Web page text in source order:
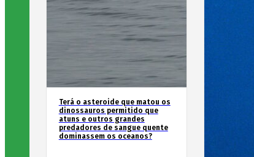
Terá o asteroide que matou os
dinossauros permitido que
atuns e outros grandes
predadores de sangue quente
dominassem os oceanos?